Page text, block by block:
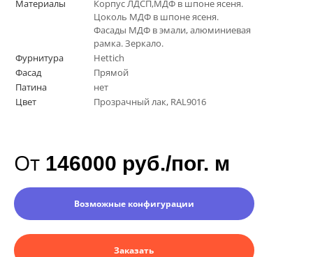
Материалы
Корпус ЛДСП,МДФ в шпоне ясеня.
Цоколь МДФ в шпоне ясеня.
Фасады МДФ в эмали, алюминиевая
рамка. Зеркало.
Фурнитура
Hettich
Фасад
Прямой
Патина
нет
Цвет
Прозрачный лак, RAL9016
От 146000 руб./пог. м
Возможные конфигурации
Заказать